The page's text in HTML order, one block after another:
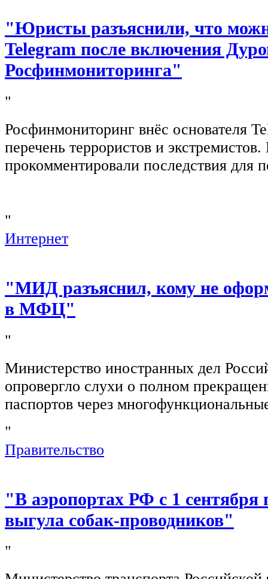
"Юристы разъяснили, что
Telegram после включения
Росфинмониторинга"
"
Росфинмониторинг внёс основателя
перечень террористов и
прокомментировали последствия для
"
Интернет
"МИД разъяснил, кому не
в МФЦ"
"
Министерство иностранных дел
опровергло слухи о полном
паспортов через
"
Правительство
"В аэропортах РФ с 1 сентября
выгула собак-проводников"
"